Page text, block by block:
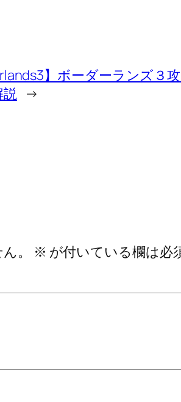
】ボーダーランズ
説 →
。
※ が付いている欄は必